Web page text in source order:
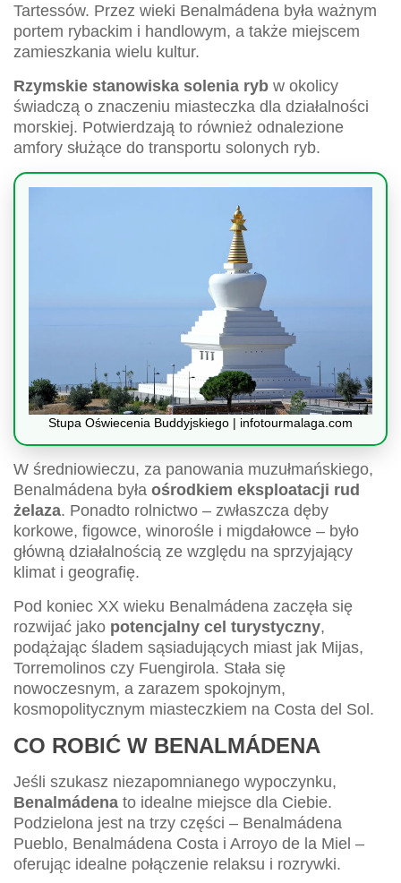
Tartessów. Przez wieki Benalmádena była ważnym
portem rybackim i handlowym, a także miejscem
zamieszkania wielu kultur.
Rzymskie stanowiska solenia ryb w okolicy
świadczą o znaczeniu miasteczka dla działalności
morskiej. Potwierdzają to również odnalezione
amfory służące do transportu solonych ryb.
Stupa Oświecenia Buddyjskiego | infotourmalaga.com
W średniowieczu, za panowania muzułmańskiego,
Benalmádena była ośrodkiem eksploatacji rud
żelaza. Ponadto rolnictwo – zwłaszcza dęby
korkowe, figowce, winorośle i migdałowce – było
główną działalnością ze względu na sprzyjający
klimat i geografię.
Pod koniec XX wieku Benalmádena zaczęła się
rozwijać jako potencjalny cel turystyczny,
podążając śladem sąsiadujących miast jak Mijas,
Torremolinos czy Fuengirola. Stała się
nowoczesnym, a zarazem spokojnym,
kosmopolitycznym miasteczkiem na Costa del Sol.
CO ROBIĆ W BENALMÁDENA
Jeśli szukasz niezapomnianego wypoczynku,
Benalmádena to idealne miejsce dla Ciebie.
Podzielona jest na trzy części – Benalmádena
Pueblo, Benalmádena Costa i Arroyo de la Miel –
oferując idealne połączenie relaksu i rozrywki.